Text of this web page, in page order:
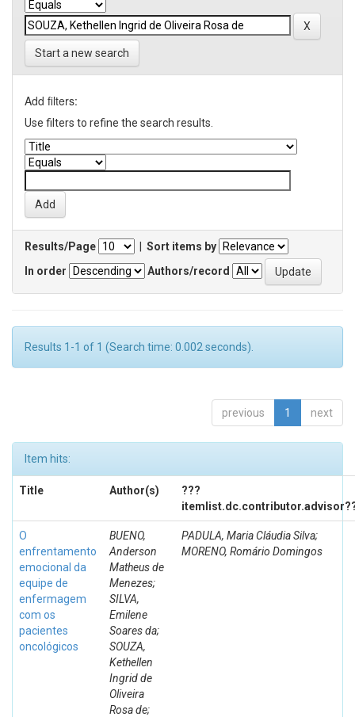
Start a new search
Add filters:
Use filters to refine the search results.
Results/Page
Sort items by
In order
Authors/record
Results 1-1 of 1 (Search time: 0.002 seconds).
previous 1 next
Item hits:
Title Author(s)
???
O
enfrentamento
emocional da
equipe de
enfermagem
com os
pacientes
oncológicos
BUENO,
Anderson
Matheus de
Menezes;
SILVA,
Emilene
Soares da;
SOUZA,
Kethellen
Ingrid de
Oliveira
Rosa de;
PADULA, Maria Cláudia Silva;
MORENO, Romário Domingos